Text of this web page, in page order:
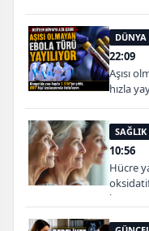
DÜNYA
22:09
Aşısı
hızla
10:56
Hücre